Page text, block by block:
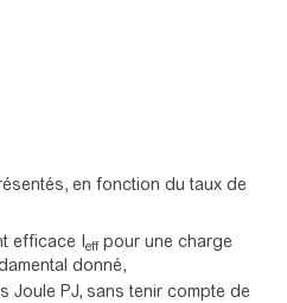
en fonction du taux de
efficace Ieffpour une charge
donné,
Joule PJ, sans tenir compte de